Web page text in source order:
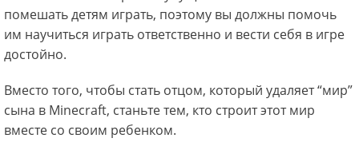
помешать детям играть, поэтому вы должны помочь
им научиться играть ответственно и вести себя в игре
достойно.
Вместо того, чтобы стать отцом, который удаляет “мир”
сына в Minecraft, станьте тем, кто строит этот мир
вместе со своим ребенком.